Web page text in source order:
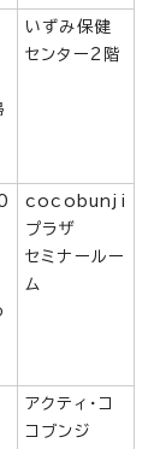
いずみ保健
センター2階
cocobunji
プラザ
セミナールー
ム
アクティ・コ
コブンジ